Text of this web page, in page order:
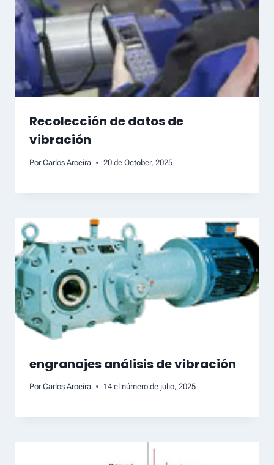
Recolección de datos de
vibración
Por Carlos Aroeira 20 de October, 2025
engranajes análisis de vibración
Por Carlos Aroeira 14 el número de julio, 2025